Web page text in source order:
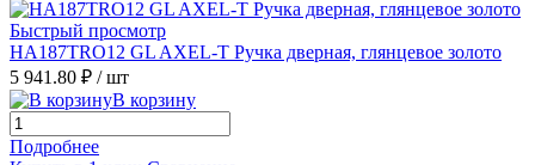
Быстрый просмотр
HA187TRO12 GL AXEL-T Ручка дверная, глянцевое золото
5 941.80 ₽ / шт
В корзину
Подробнее